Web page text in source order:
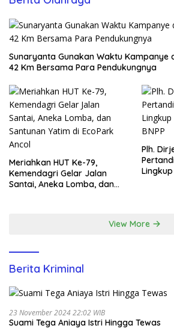
Sunaryanta Gunakan Waktu Kampanye
42 Km Bersama Para Pendukungnya
Meriahkan HUT Ke-79,
Kemendagri Gelar Jalan
Santai, Aneka Lomba, dan
Plh.
View More
Berita Kriminal
23 November 2024 22:02 WIB
Suami Tega Aniaya Istri Hingga Tewas